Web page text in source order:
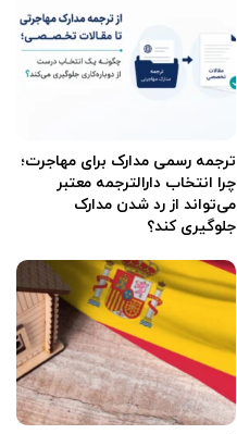
ترجمه رسمی مدارک برای مهاجرت؛
چرا انتخاب دارالترجمه معتبر
می‌تواند از رد شدن مدارک
جلوگیری کند؟